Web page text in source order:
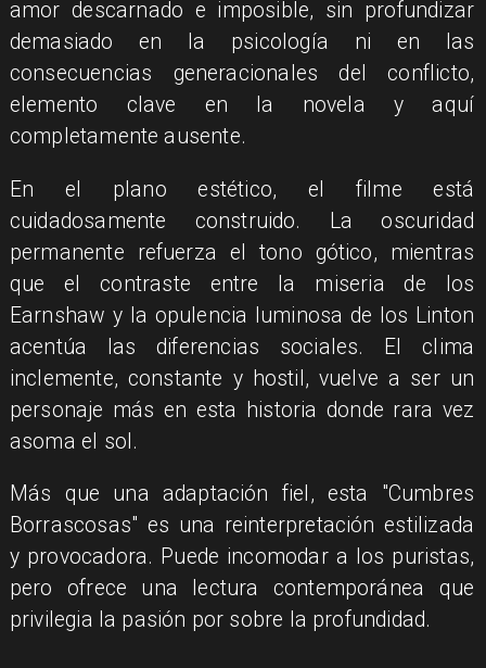
amor descarnado e imposible, sin profundizar
demasiado en la psicología ni en las
consecuencias generacionales del conflicto,
elemento clave en la novela y aquí
completamente ausente.
En el plano estético, el filme está
cuidadosamente construido. La oscuridad
permanente refuerza el tono gótico, mientras
que el contraste entre la miseria de los
Earnshaw y la opulencia luminosa de los Linton
acentúa las diferencias sociales. El clima
inclemente, constante y hostil, vuelve a ser un
personaje más en esta historia donde rara vez
asoma el sol.
Más que una adaptación fiel, esta "Cumbres
Borrascosas" es una reinterpretación estilizada
y provocadora. Puede incomodar a los puristas,
pero ofrece una lectura contemporánea que
privilegia la pasión por sobre la profundidad.